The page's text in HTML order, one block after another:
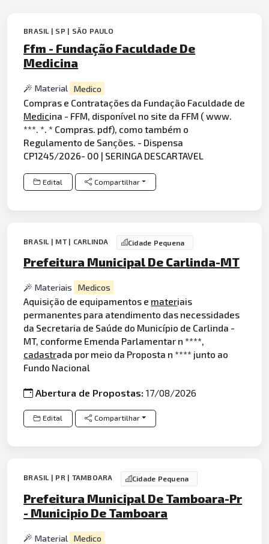
BRASIL | SP | SÃO PAULO
Ffm - Fundação Faculdade De
Medicina
Material Medico
Compras e Contratações da Fundação Faculdade de
Medicina - FFM, disponível no site da FFM ( www.
***. *. * Compras. pdf), como também o
Regulamento de Sanções. - Dispensa
CP1245/2026- 00 | SERINGA DESCARTAVEL
Edital Compartilhar
BRASIL | MT | CARLINDA Cidade Pequena
Prefeitura Municipal De Carlinda-MT
Materiais Medicos
Aquisição de equipamentos e materiais
permanentes para atendimento das necessidades
da Secretaria de Saúde do Município de Carlinda -
MT, conforme Emenda Parlamentar n ****,
cadastrada por meio da Proposta n **** junto ao
Fundo Nacional
Abertura de Propostas:17/08/2026
Edital Compartilhar
BRASIL | PR | TAMBOARA Cidade Pequena
Prefeitura Municipal De Tamboara-Pr
- Municipio De Tamboara
Material Medico